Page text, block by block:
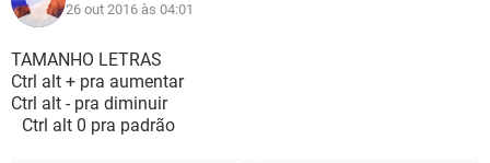
26 out 2016 às 04:01
TAMANHO LETRAS
Ctrl alt + pra aumentar
Ctrl alt - pra diminuir
Ctrl alt 0 pra padrão